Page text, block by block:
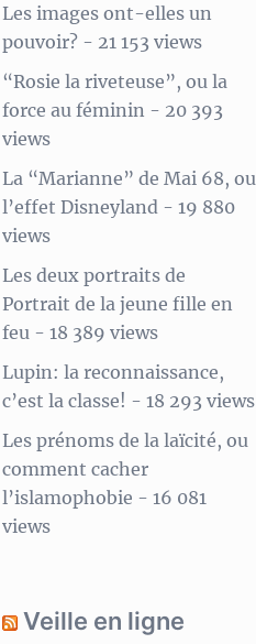
Les images ont-elles un
pouvoir?- 21 153 views
“Rosie la riveteuse”, ou la
force au féminin - 20 393
views
La “Marianne” de Mai 68, ou
l’effet Disneyland - 19 880
views
Les deux portraits de
Portrait de la jeune fille en
feu - 18 389 views
Lupin: la reconnaissance,
c’est la classe! - 18 293 views
Les prénoms de la laïcité, ou
comment cacher
l’islamophobie - 16 081
views
Veille en ligne